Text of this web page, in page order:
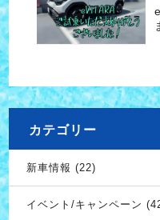
カテゴリー
新車情報 (22)
イベント/キャンペーン